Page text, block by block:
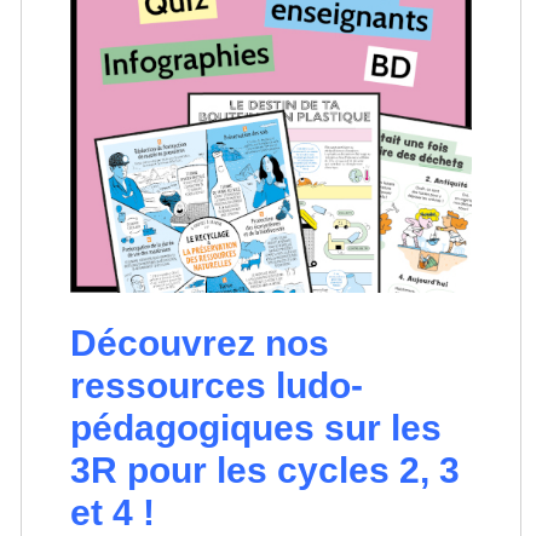
Découvrez nos
ressources ludo-
pédagogiques sur les
3R pour les cycles 2, 3
et 4 !